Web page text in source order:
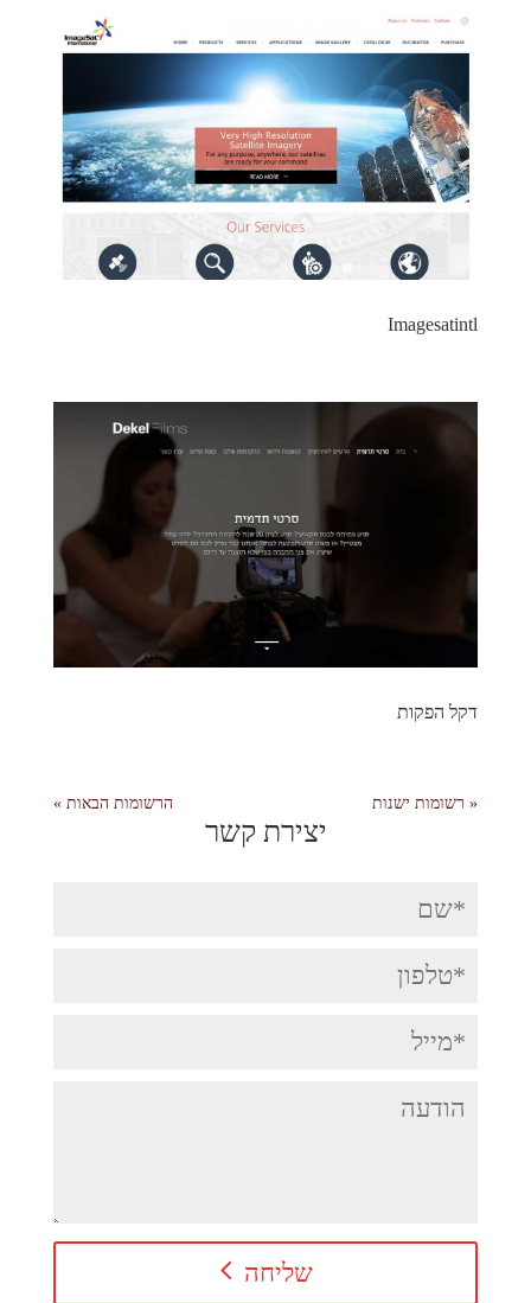
Imagesatintl
דקל הפקות
« רשומות ישנות הרשומות הבאות »
יצירת קשר
שליחה